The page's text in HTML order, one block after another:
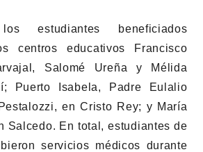
estudiantes beneficiados
centros educativos Francisco
Salomé Ureña y Mélida
Puerto Isabela, Padre Eulalio
en Cristo Rey; y María
Salcedo. En total, estudiantes de
servicios médicos durante